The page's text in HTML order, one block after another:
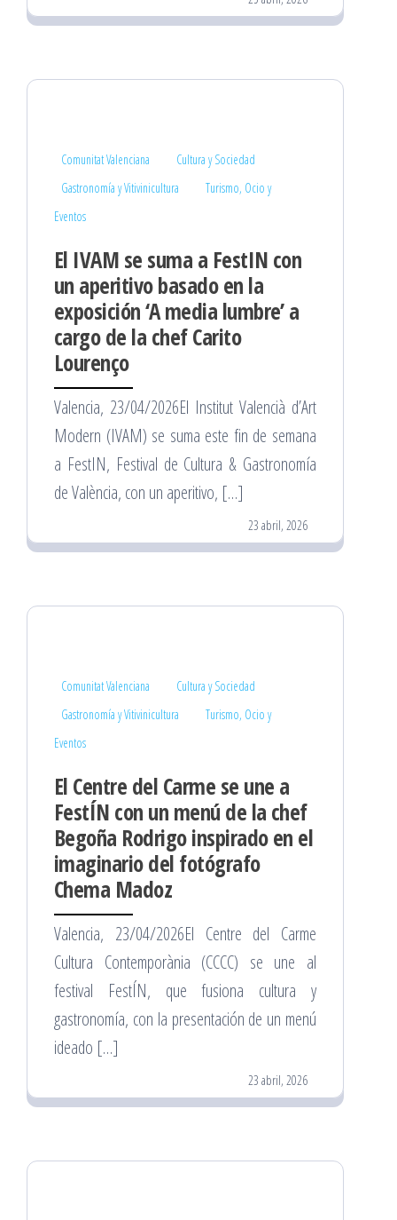
Comunitat Valenciana
Cultura y Sociedad
Gastronomía y Vitivinicultura
Turismo, Ocio y
Eventos
El IVAM se suma a FestIN con
un aperitivo basado en la
exposición ‘A media lumbre’ a
cargo de la chef Carito
Lourenço
Valencia, 23/04/2026El Institut Valencià d’Art
Modern (IVAM) se suma este fin de semana
a FestIN, Festival de Cultura & Gastronomía
de València, con un aperitivo, […]
23 abril, 2026
Comunitat Valenciana
Cultura y Sociedad
Gastronomía y Vitivinicultura
Turismo, Ocio y
Eventos
El Centre del Carme se une a
FestÍN con un menú de la chef
Begoña Rodrigo inspirado en el
imaginario del fotógrafo
Chema Madoz
Valencia, 23/04/2026El Centre del Carme
Cultura Contemporània (CCCC) se une al
festival FestÍN, que fusiona cultura y
gastronomía, con la presentación de un menú
ideado […]
23 abril, 2026